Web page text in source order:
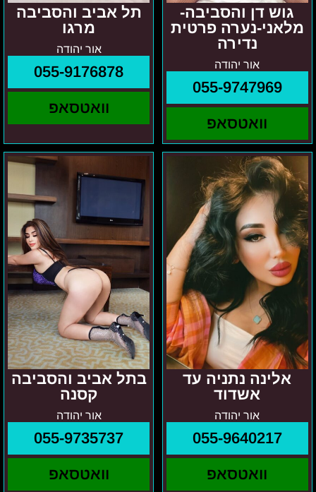
גוש דן והסביבה-
מלאני-נערה פרטית
נדירה
אור יהודה
055-9747969
וואטסאפ
תל אביב והסביבה
מרגו
אור יהודה
055-9176878
וואטסאפ
אלינה נתניה עד
אשדוד
אור יהודה
055-9640217
וואטסאפ
אלינה
נתניה
עד
אשדוד
בתל אביב והסביבה
קסנה
אור יהודה
055-9735737
וואטסאפ
בתל
אביב
והסביבה
קסנה